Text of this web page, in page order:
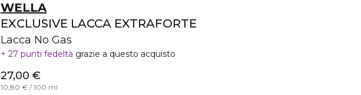
WELLA
EXCLUSIVE LACCA EXTRAFORTE
Lacca No Gas
27 punti fedeltà grazie a questo acquisto
27,00 €
10,80 € / 100 ml